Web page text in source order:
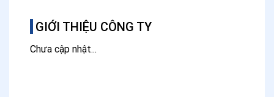
GIỚI THIỆU CÔNG TY
Chưa cập nhật...